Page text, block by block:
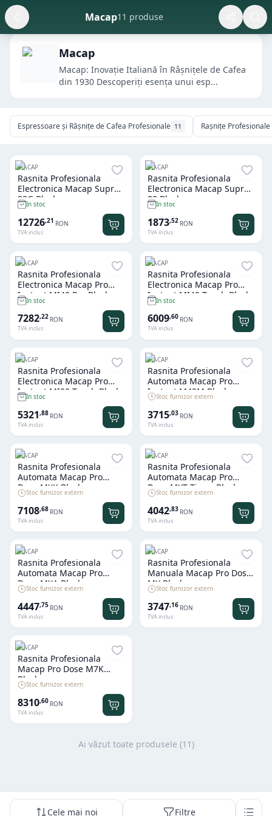
Macap11 produse
Macap
Macap: Inovație Italiană în Râșnițele de Cafea
din 1930 Descoperiți esența unui esp...
Espressoare și Rășnițe de Cafea Profesionale 11 Rașnițe
MACAP
Rasnita Profesionala
Electronica Macap Supra
83G Black
In stoc
12726,21 RON
TVA inclus
MACAP
Rasnita Profesionala
Electronica Macap Supra
83 Black
In stoc
1873,52 RON
TVA inclus
MACAP
Rasnita Profesionala
Electronica Macap Pro
Instant MI40 Pro Black
In stoc
7282,22 RON
TVA inclus
MACAP
Rasnita Profesionala
Electronica Macap Pro
Instant MI40 Touch Black
In stoc
6009,60 RON
TVA inclus
MACAP
Rasnita Profesionala
Electronica Macap Pro
Instant MI20 Touch Black
In stoc
5321,88 RON
TVA inclus
MACAP
Rasnita Profesionala
Automata Macap Pro
Instant M42M Black
Stoc furnizor extern
3715,03 RON
TVA inclus
MACAP
Rasnita Profesionala
Automata Macap Pro
Dose MXK Black
Stoc furnizor extern
7108,68 RON
TVA inclus
MACAP
Rasnita Profesionala
Automata Macap Pro
Dose MXT Timer Black
Stoc furnizor extern
4042,83 RON
TVA inclus
MACAP
Rasnita Profesionala
Automata Macap Pro
Dose MXA Black
Stoc furnizor extern
4447,75 RON
TVA inclus
MACAP
Rasnita Profesionala
Manuala Macap Pro Dose
MX Black
Stoc furnizor extern
3747,16 RON
TVA inclus
MACAP
Rasnita Profesionala
Macap Pro Dose M7K
BlackStoc furnizor extern
8310,60 RON
TVA inclus
Ai văzut toate produsele (11)
Cele mai noi Filtre